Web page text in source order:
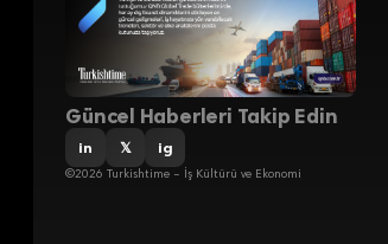
Güncel Haberleri Takip Edin
in 𝕏 ig
©2026 Turkishtime – İş Kültürü ve Ekonomi